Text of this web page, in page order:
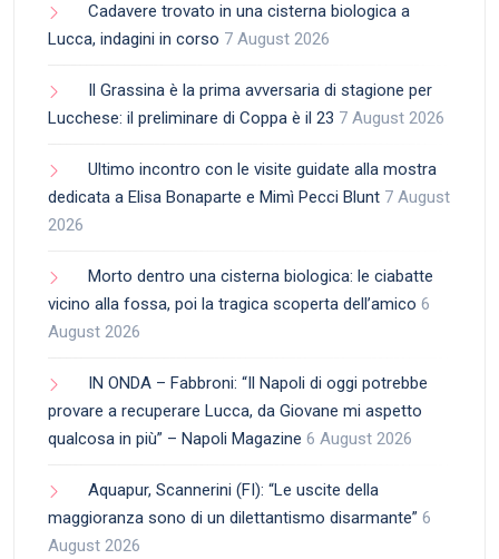
Cadavere trovato in una cisterna biologica a
Lucca, indagini in corso 7 August 2026
Il Grassina è la prima avversaria di stagione per
Lucchese: il preliminare di Coppa è il 23 7 August 2026
Ultimo incontro con le visite guidate alla mostra
dedicata a Elisa Bonaparte e Mimì Pecci Blunt 7 August
2026
Morto dentro una cisterna biologica: le ciabatte
vicino alla fossa, poi la tragica scoperta dell’amico 6
August 2026
IN ONDA – Fabbroni: “Il Napoli di oggi potrebbe
provare a recuperare Lucca, da Giovane mi aspetto
qualcosa in più” – Napoli Magazine 6 August 2026
Aquapur, Scannerini (FI): “Le uscite della
maggioranza sono di un dilettantismo disarmante” 6
August 2026